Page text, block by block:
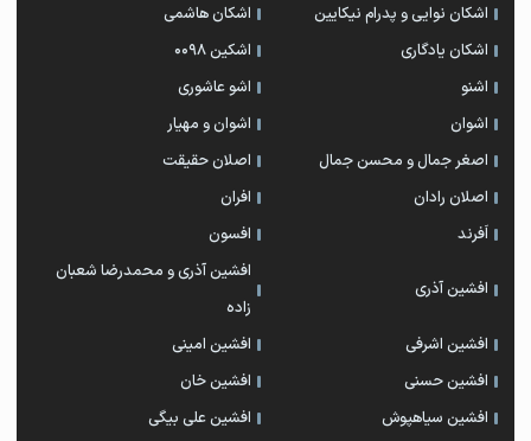
اشکان نوایی و پدرام نیکایین
اشکان هاشمی
اشکان یادگاری
اشکین ۰۰۹۸
اشنو
اشو عاشوری
اشوان
اشوان و مهیار
اصغر جمال و محسن جمال
اصلان حقیقت
اصلان رادان
افران
اَفرند
افسون
افشین آذری
افشین آذری و محمدرضا شعبان
زاده
افشین اشرفی
افشین امینی
افشین حسنی
افشین خان
افشین سیاهپوش
افشین علی بیگی